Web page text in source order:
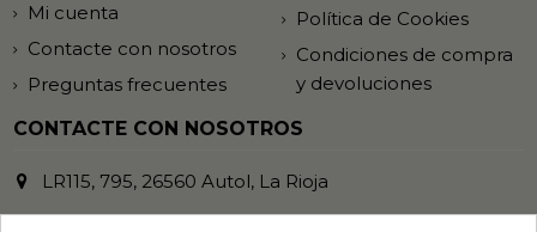
Mi cuenta
Contacte con nosotros
Preguntas frecuentes
Política de Cookies
Condiciones de compra
y devoluciones
CONTACTE CON NOSOTROS
LR115, 795, 26560 Autol, La Rioja
941 485 372